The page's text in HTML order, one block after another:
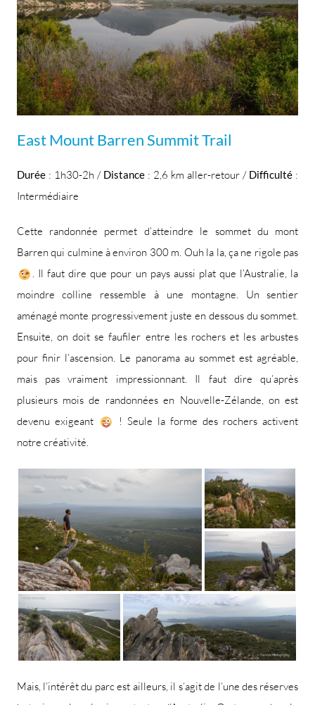
East Mount Barren Summit Trail
Durée: 1h30-2h / Distance : 2,6 km aller-retour /Difficulté :
Intermédiaire
Cette randonnée permet d’atteindre le sommet du mont
Barren qui culmine à environ 300 m. Ouh la la, ça ne rigole pas
. Il faut dire que pour un pays aussi plat que l’Australie, la
moindre colline ressemble à une montagne. Un sentier
aménagé monte progressivement juste en dessous du sommet.
Ensuite, on doit se faufiler entre les rochers et les arbustes
pour finir l’ascension. Le panorama au sommet est agréable,
mais pas vraiment impressionnant. Il faut dire qu’après
plusieurs mois de randonnées en Nouvelle-Zélande, on est
devenu exigeant
! Seule la forme des rochers activent
notre créativité.
Mais, l’intérêt du parc est ailleurs, il s’agit de l’une des réserves